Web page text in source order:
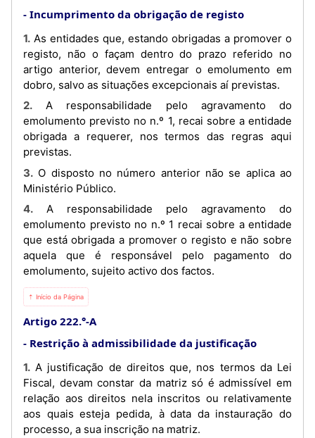
Incumprimento da obrigação de registo
1. As entidades que, estando obrigadas a promover o
registo, não o façam dentro do prazo referido no
artigo anterior, devem entregar o emolumento em
dobro, salvo as situações excepcionais aí previstas.
2. A responsabilidade pelo agravamento do
emolumento previsto no n.º 1, recai sobre a entidade
obrigada a requerer, nos termos das regras aqui
previstas.
3. O disposto no número anterior não se aplica ao
Ministério Público.
4. A responsabilidade pelo agravamento do
emolumento previsto no n.º 1 recai sobre a entidade
que está obrigada a promover o registo e não sobre
aquela que é responsável pelo pagamento do
emolumento, sujeito activo dos factos.
⇡ Início da Página
Artigo 222.°-A
Restrição à admissibilidade da justificação
1. A justificação de direitos que, nos termos da Lei
Fiscal, devam constar da matriz só é admissível em
relação aos direitos nela inscritos ou relativamente
aos quais esteja pedida, à data da instauração do
processo, a sua inscrição na matriz.